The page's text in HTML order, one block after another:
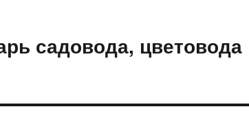
садовода, цветовода